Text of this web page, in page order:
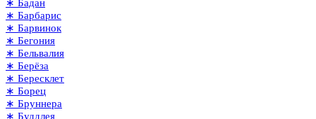
∗ Бадан
∗ Барбарис
∗ Барвинок
∗ Бегония
∗ Бельвалия
∗ Берёза
∗ Бересклет
∗ Борец
∗ Бруннера
∗ Буддлея